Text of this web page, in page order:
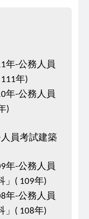
年-公務人員
111年)
年-公務人員
)
員考試建築
年-公務人員
」 ( 109年)
年-公務人員
」 ( 108年)